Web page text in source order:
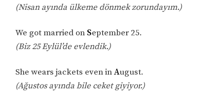
(Nisan ayında ülkeme dönmek zorundayım.)
We got married on September 25.
(Biz 25 Eylül’de evlendik.)
She wears jackets even inAugust.
(Ağustos ayında bile ceket giyiyor.)